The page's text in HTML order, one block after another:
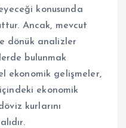
konusunda
Ancak, mevcut
dönük analizler
bulunmak
ekonomik gelişmeler,
ekonomik
kurlarını